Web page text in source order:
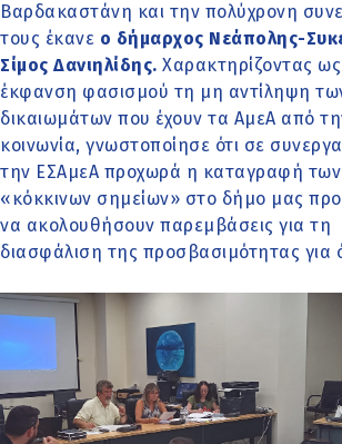
Βαρδακαστάνη και την πολύχρονη
τους έκανε ο δήμαρχος Νεάπολης-
Σίμος Δανιηλίδης. Χαρακτηρίζοντας ως
έκφανση φασισμού τη μη αντίληψη
δικαιωμάτων που έχουν τα ΑμεΑ από
κοινωνία, γνωστοποίησε ότι σε
την ΕΣΑμεΑ προχωρά η καταγραφή των
«κόκκινων σημείων» στο δήμο μας
να ακολουθήσουν παρεμβάσεις για τη
διασφάλιση της προσβασιμότητας για